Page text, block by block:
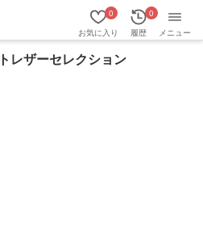
お気に入り
0
履歴
0
メニュー
レザーセレクション